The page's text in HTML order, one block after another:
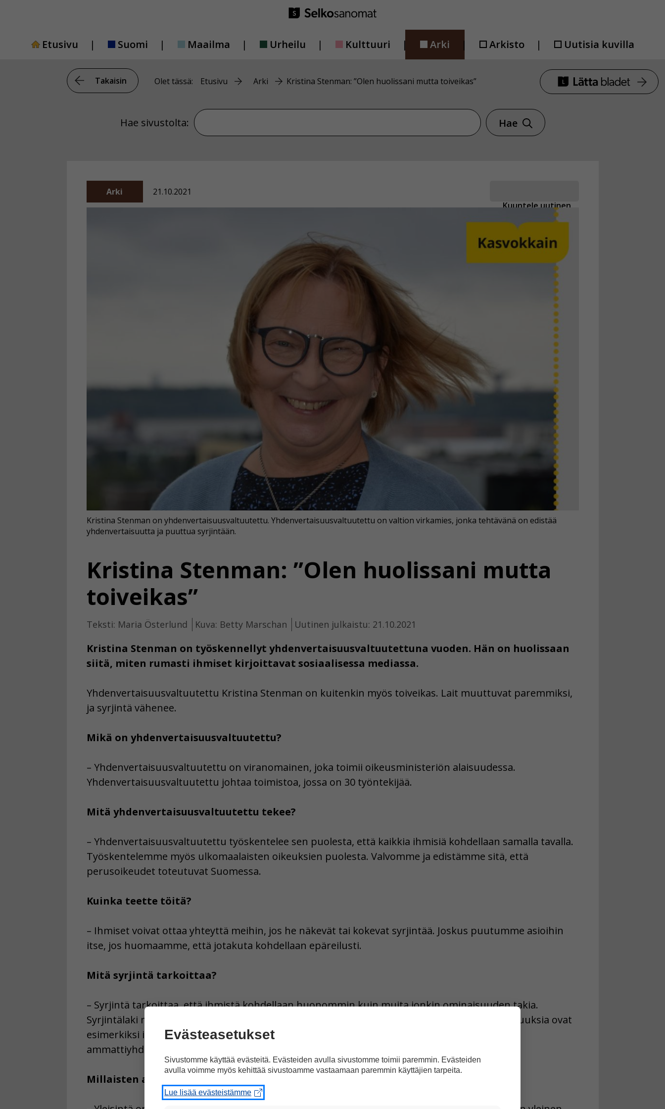
Etusivu
Suomi Maailma Urheilu Kulttuuri Arki Arkisto Uutisia kuvilla
Takaisin Olet tässä: Etusivu Arki Kristina Stenman: ”Olen huolissani mutta toiveikas”
Hae sivustolta: Hae sivustolta
Hae
Kuuntele uutinen
Arki 21.10.2021
Kristina Stenman: ”Olen huolissani mutta
toiveikas”
Teksti: Maria Österlund Kuva: Betty Marschan Uutinen julkaistu: 21.10.2021
Kristina Stenman on työskennellyt yhdenvertaisuusvaltuutettuna vuoden. Hän on huolissaan
siitä, miten rumasti ihmiset kirjoittavat sosiaalisessa mediassa.
Kristina Stenman on yhdenvertaisuusvaltuutettu. Yhdenvertaisuusvaltuutettu on valtion virkamies, jonka tehtävänä on edistää
yhdenvertaisuutta ja puuttua syrjintään.
Yhdenvertaisuusvaltuutettu Kristina Stenman on kuitenkin myös toiveikas. Lait muuttuvat paremmiksi,
ja syrjintä vähenee.
Mikä on yhdenvertaisuusvaltuutettu?
– Yhdenvertaisuusvaltuutettu on viranomainen, joka toimii oikeusministeriön alaisuudessa.
Yhdenvertaisuusvaltuutettu johtaa toimistoa, jossa on 30 työntekijää.
Mitä yhdenvertaisuusvaltuutettu tekee?
– Yhdenvertaisuusvaltuutettu työskentelee sen puolesta, että kaikkia ihmisiä kohdellaan samalla tavalla.
Työskentelemme myös ulkomaalaisten oikeuksien puolesta. Valvomme ja edistämme sitä, että
perusoikeudet toteutuvat Suomessa.
Kuinka teette töitä?
– Ihmiset voivat ottaa yhteyttä meihin, jos he näkevät tai kokevat syrjintää. Joskus puutumme asioihin
itse, jos huomaamme, että jotakuta kohdellaan epäreilusti.
Mitä syrjintä tarkoittaa?
– Syrjintä tarkoittaa, että ihmistä kohdellaan huonommin kuin muita jonkin ominaisuuden takia.
Syrjintälaki määrää, että ketään ei saa syrjiä hänen ominaisuuksiensa takia. Tällaisia ominaisuuksia ovat
esimerkiksi ikä, alkuperä, kieli, uskonto, vakaumus, mielipide, poliittinen toiminta, toiminta
ammattiyhdistyksessä, perhe, terveys, toimintarajoite ja seksuaalinen suuntautuminen.
Millaisten asioiden parissa työskentelette eniten?
Evästeasetukset
Sivustomme käyttää evästeitä. Evästeiden avulla sivustomme toimii paremmin. Evästeiden
avulla voimme myös kehittää sivustoamme vastaamaan paremmin käyttäjien tarpeita.
Lue lisää evästeistämme